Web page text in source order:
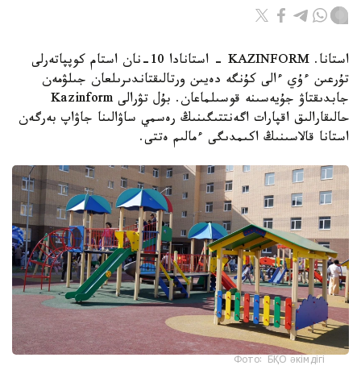
استانا. KAZINFORM - استانادا 10-نان استام كوپپاتەرلى
تۇرعىن ءۇي ءالى كۇنگە دەيىن ورتالىقتاندىرىلعان جىلۋمەن
جابدىقتاۋ جۇيەسىنە قوسىلماعان. بۇل تۋرالى Kazinform
حالىقارالىق اقپارات اگەنتتىگىنىڭ رەسمي ساۋالىنا جاۋاپ بەرگەن
استانا قالاسىنىڭ اكىمدىگى ءمالىم ەتتى.
Фото: БҚО әкімдігі